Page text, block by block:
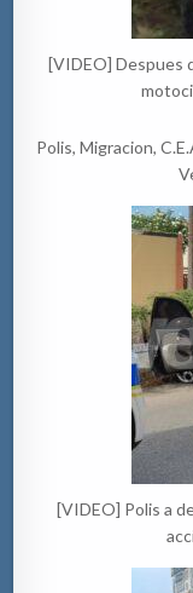
[VIDEO] Despues
Polis, Migracion,
[VIDEO] Polis a